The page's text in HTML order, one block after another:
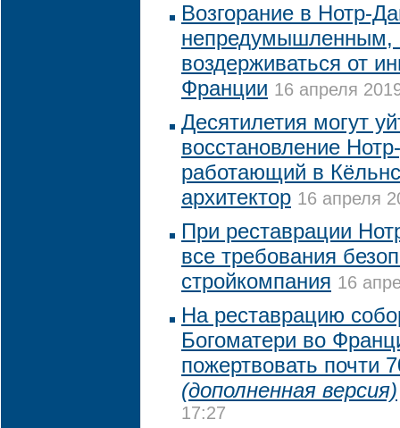
Возгорание в Нотр-
непредумышленным,
воздерживаться от
Франции 16 апреля
Десятилетия могут
восстановление
работающий в
архитектор 16 апреля
При реставрации
все требования
стройкомпания 16
На реставрацию
Богоматери во
пожертвовать почти
(дополненная версия)
17:27